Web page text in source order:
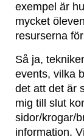
exempel är
mycket
resurserna
Så ja,
events, vilka
det att det är
mig till slut
sidor/krogar/
information.